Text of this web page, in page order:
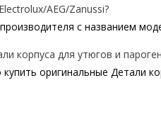
AEG/Zanussi?
с названием
корпуса для утюгов и
оригинальные Детали